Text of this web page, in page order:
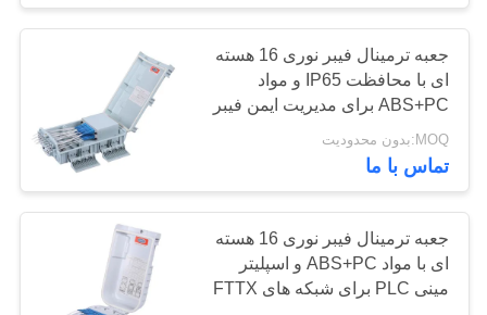
کابینت و قفسه
105
جعبه ترمینال فیبر نوری 16 هسته
ای با محافظت IP65 و مواد
ABS+PC برای مدیریت ایمن فیبر
MOQ:بدون محدودیت
تماس با ما
جعبه ترمینال فیبر نوری 16 هسته
ای با مواد ABS+PC و اسپلیتر
مینی PLC برای شبکه های FTTX